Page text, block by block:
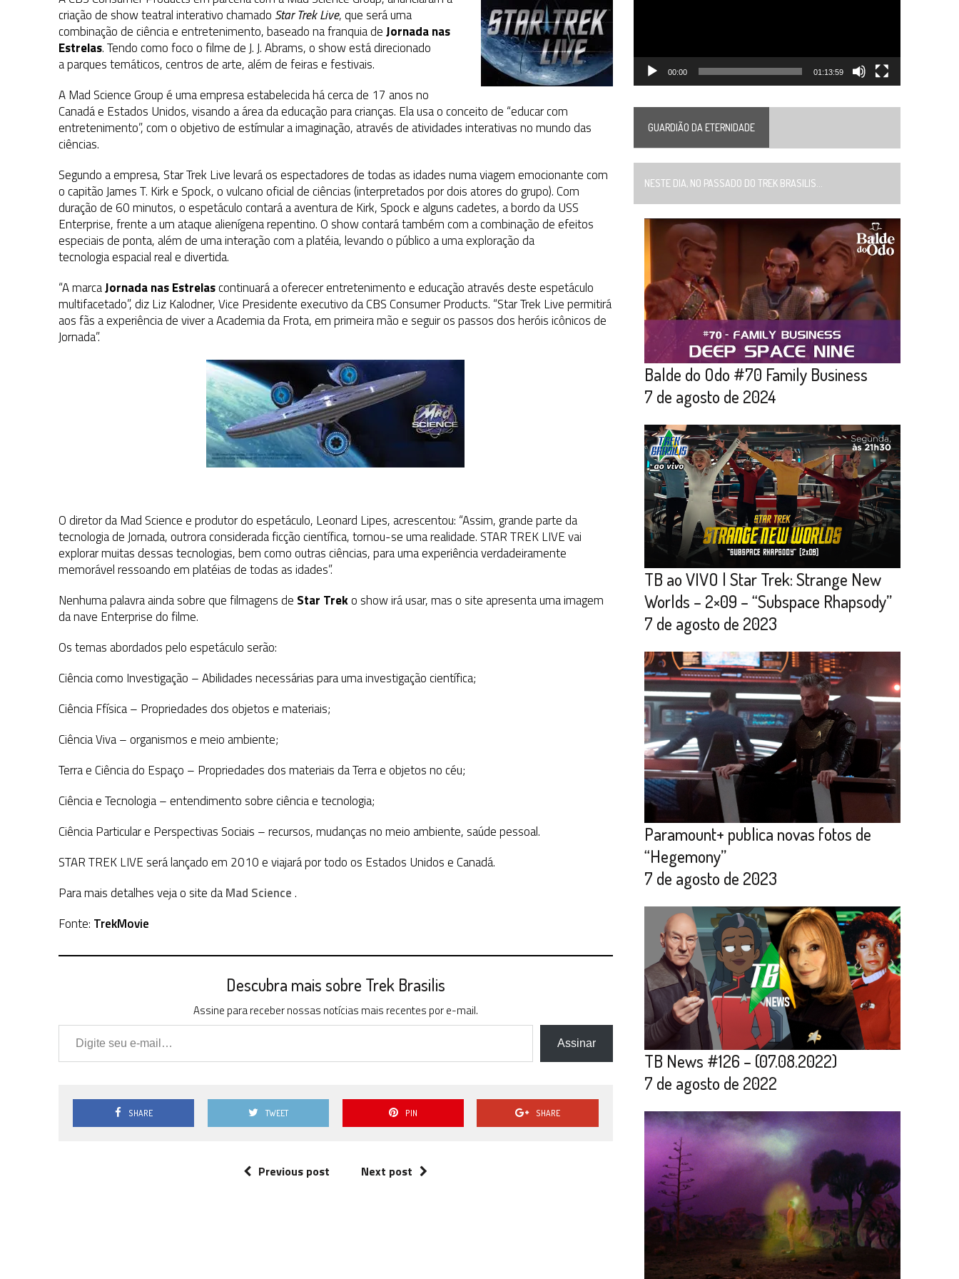
31 DE JULHO DE 2026 | GRANDES JORNADAS | QUATRO EPISÓDIOS DESTAR TREKSOBRE DIFERENTES PONTOS DE VISTA
31 DE JULHO DE 2026 | BOX DELUXE DO ANO 5 DACOLEÇÃO TREK BRASILISJÁ DISPONÍVEL EM PRÉ-VENDA!
6 DE AGOSTO DE 2026 | NOVA TEMPORADA DETHE CENTER SEAT, SÉRIE DOCUMENTAL DESTAR TREK, CHEGA EM 8 DE SETEMBRO
criação de show teatral interativo chamado Star Trek Live, que será uma
combinação de ciência e entretenimento, baseado na franquia deJornada nas
Estrelas. Tendo como foco o filme de J. J. Abrams, o show está direcionado
a parques temáticos, centros de arte, além de feiras e festivais.
A Mad Science Group é uma empresa estabelecida há cerca de 17 anos no
Canadá e Estados Unidos, visando a área da educação para crianças. Ela usa o conceito de “educar com
entretenimento”, com o objetivo de estímular a imaginação, através de atividades interativas no mundo das
ciências.
Segundo a empresa, Star Trek Live levará os espectadores de todas as idades numa viagem emocionante com
o capitão James T. Kirk e Spock, o vulcano oficial de ciências (interpretados por dois atores do grupo). Com
duração de 60 minutos, o espetáculo contará a aventura de Kirk, Spock e alguns cadetes, a bordo da USS
Enterprise, frente a um ataque alienígena repentino. O show contará também com a combinação de efeitos
especiais de ponta, além de uma interação com a platéia, levando o público a uma exploração da
tecnologia espacial real e divertida.
“A marcaJornada nas Estrelascontinuará a oferecer entretenimento e educação através deste espetáculo
multifacetado”, diz Liz Kalodner, Vice Presidente executivo da CBS Consumer Products. “Star Trek Live permitirá
aos fãs a experiência de viver a Academia da Frota, em primeira mão e seguir os passos dos heróis icônicos de
Jornada”.
O diretor da Mad Science e produtor do espetáculo, Leonard Lipes, acrescentou: “Assim, grande parte da
tecnologia de Jornada, outrora considerada ficção científica, tornou-se uma realidade. STAR TREK LIVE vai
explorar muitas dessas tecnologias, bem como outras ciências, para uma experiência verdadeiramente
memorável ressoando em platéias de todas as idades”.
Nenhuma palavra ainda sobre que filmagens de Star Treko show irá usar, mas o site apresenta uma imagem
da nave Enterprise do filme.
Os temas abordados pelo espetáculo serão:
Ciência como Investigação – Abilidades necessárias para uma investigação científica;
Ciência Ffísica – Propriedades dos objetos e materiais;
Ciência Viva – organismos e meio ambiente;
Terra e Ciência do Espaço – Propriedades dos materiais da Terra e objetos no céu;
Ciência e Tecnologia – entendimento sobre ciência e tecnologia;
Ciência Particular e Perspectivas Sociais – recursos, mudanças no meio ambiente, saúde pessoal.
STAR TREK LIVE será lançado em 2010 e viajará por todo os Estados Unidos e Canadá.
Para mais detalhes veja o site daMad Science.
Fonte: TrekMovie
Descubra mais sobre Trek Brasilis
Assine para receber nossas notícias mais recentes por e-mail.
Digite seu e-mail…
Assinar
SHARE TWEET PIN SHARE
Previous post Next post
00:00 01:13:59
GUARDIÃO DA ETERNIDADE
NESTE DIA, NO PASSADO DO TREK BRASILIS...
Balde do Odo #70 Family Business
7 de agosto de 2024
TB ao VIVO | Star Trek: Strange New
Worlds – 2×09 – “Subspace Rhapsody”
7 de agosto de 2023
Paramount+ publica novas fotos de
“Hegemony”
7 de agosto de 2023
TB News #126 – (07.08.2022)
7 de agosto de 2022